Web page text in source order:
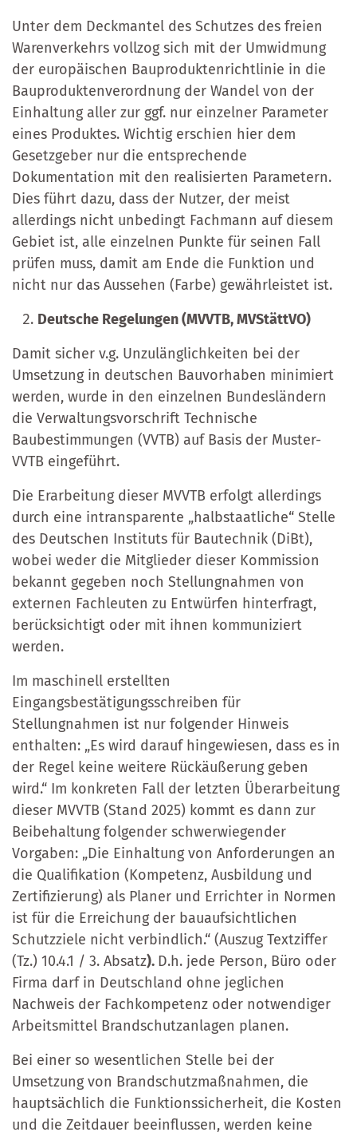
Unter dem Deckmantel des Schutzes des freien
Warenverkehrs vollzog sich mit der Umwidmung
der europäischen Bauproduktenrichtlinie in die
Bauproduktenverordnung der Wandel von der
Einhaltung aller zur ggf. nur einzelner Parameter
eines Produktes. Wichtig erschien hier dem
Gesetzgeber nur die entsprechende
Dokumentation mit den realisierten Parametern.
Dies führt dazu, dass der Nutzer, der meist
allerdings nicht unbedingt Fachmann auf diesem
Gebiet ist, alle einzelnen Punkte für seinen Fall
prüfen muss, damit am Ende die Funktion und
nicht nur das Aussehen (Farbe) gewährleistet ist.
Deutsche Regelungen (MVVTB, MVStättVO)
Damit sicher v.g. Unzulänglichkeiten bei der
Umsetzung in deutschen Bauvorhaben minimiert
werden, wurde in den einzelnen Bundesländern
die Verwaltungsvorschrift Technische
Baubestimmungen (VVTB) auf Basis der Muster-
VVTB eingeführt.
Die Erarbeitung dieser MVVTB erfolgt allerdings
durch eine intransparente „halbstaatliche“ Stelle
des Deutschen Instituts für Bautechnik (DiBt),
wobei weder die Mitglieder dieser Kommission
bekannt gegeben noch Stellungnahmen von
externen Fachleuten zu Entwürfen hinterfragt,
berücksichtigt oder mit ihnen kommuniziert
werden.
Im maschinell erstellten
Eingangsbestätigungsschreiben für
Stellungnahmen ist nur folgender Hinweis
enthalten: „Es wird darauf hingewiesen, dass es in
der Regel keine weitere Rückäußerung geben
wird.“ Im konkreten Fall der letzten Überarbeitung
dieser MVVTB (Stand 2025) kommt es dann zur
Beibehaltung folgender schwerwiegender
Vorgaben: „Die Einhaltung von Anforderungen an
die Qualifikation (Kompetenz, Ausbildung und
Zertifizierung) als Planer und Errichter in Normen
ist für die Erreichung der bauaufsichtlichen
Schutzziele nicht verbindlich.“ (Auszug Textziffer
(Tz.) 10.4.1 / 3. Absatz). D.h. jede Person, Büro oder
Firma darf in Deutschland ohne jeglichen
Nachweis der Fachkompetenz oder notwendiger
Arbeitsmittel Brandschutzanlagen planen.
Bei einer so wesentlichen Stelle bei der
Umsetzung von Brandschutzmaßnahmen, die
hauptsächlich die Funktionssicherheit, die Kosten
und die Zeitdauer beeinflussen, werden keine